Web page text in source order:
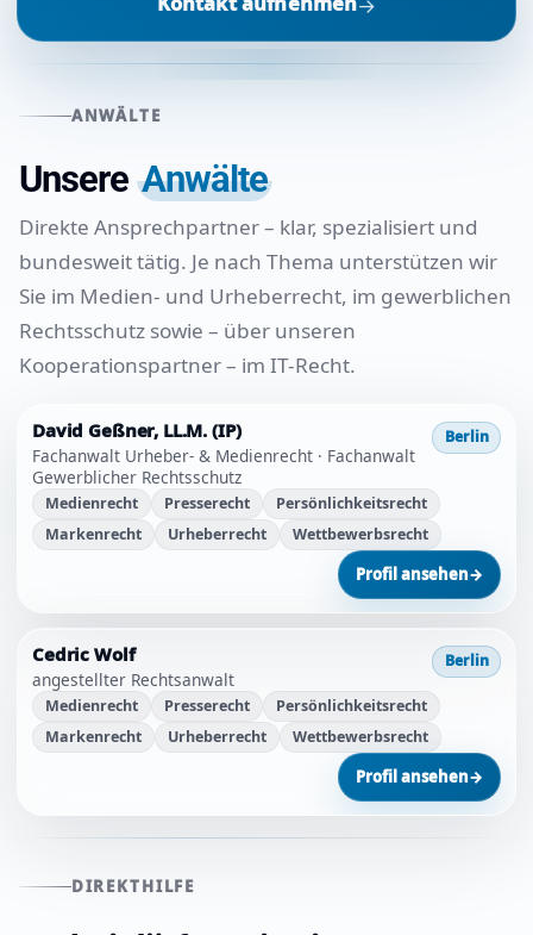
ANWÄLTE
UnsereAnwälte
Direkte Ansprechpartner – klar, spezialisiert und
bundesweit tätig. Je nach Thema unterstützen wir
Sie im Medien- und Urheberrecht, im gewerblichen
Rechtsschutz sowie – über unseren
Kooperationspartner – im IT-Recht.
David Geßner, LL.M. (IP)
Fachanwalt Urheber- & Medienrecht · Fachanwalt
Gewerblicher Rechtsschutz
Berlin
Medienrecht Presserecht
Persönlichkeitsrecht
Markenrecht
Urheberrecht Wettbewerbsrecht
Profil ansehen→
Cedric Wolf
angestellter Rechtsanwalt
Berlin
Medienrecht Presserecht
Persönlichkeitsrecht
Markenrecht
Urheberrecht Wettbewerbsrecht
Profil ansehen→
DIREKTHILFE